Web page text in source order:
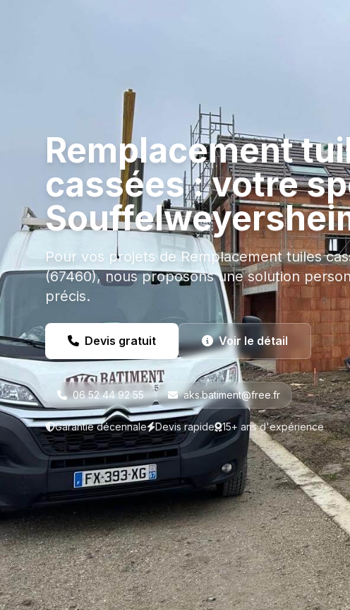
Remplacement
cassées : votre
Pour vos projets de Remplacement tuiles
(67460), nous proposons une solution
précis.
Devis gratuit Voir le détail
06 52 44 92 55 aks.batiment@free.fr
Garantie décennale Devis rapide 15+ ans d'expérience